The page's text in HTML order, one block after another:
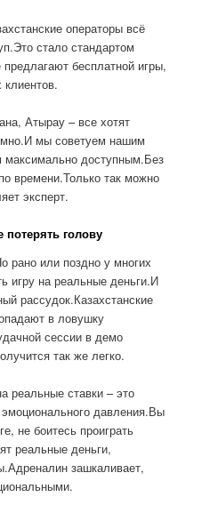
операторы всё
стало стандартом
бесплатной игры,
Атырау – все хотят
мы советуем нашим
доступным.Без
времени.Только так можно
эксперт.
потерять голову
рано или поздно у многих
игру на реальные деньги.И
рассудок.Казахстанские
в ловушку
сессии в демо
так же легко.
реальные ставки – это
давления.Вы
не боитесь проиграть
реальные деньги,
зашкаливает,